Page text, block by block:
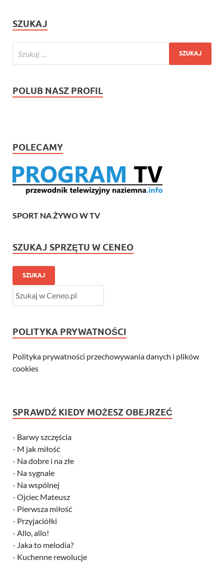
SZUKAJ
POLUB NASZ PROFIL
POLECAMY
SPORT NA ŻYWO W TV
SZUKAJ SPRZĘTU W CENEO
SZUKAJ
POLITYKA PRYWATNOŚCI
Polityka prywatności przechowywania danych i plików
cookies
SPRAWDŹ KIEDY MOŻESZ OBEJRZEĆ
- Barwy szczęścia
- M jak miłość
- Na dobre i na złe
- Na sygnale
- Na wspólnej
- Ojciec Mateusz
- Pierwsza miłość
- Przyjaciółki
- Allo, allo!
- Jaka to melodia?
- Kuchenne rewolucje